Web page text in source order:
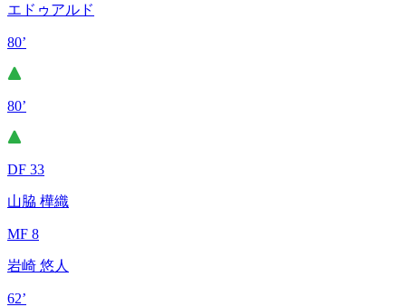
エドゥアルド
80’
80’
DF 33
山脇 樺織
MF 8
岩崎 悠人
62’